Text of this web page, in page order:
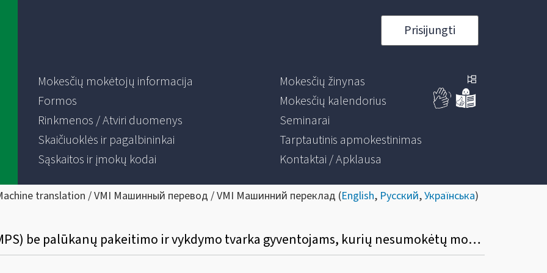
Prisijungti
Mokesčių mokėtojų informacija
Formos
Rinkmenos / Atviri duomenys
Skaičiuoklės ir pagalbininkai
Sąskaitos ir įmokų kodai
Mokesčių žinynas
Mokesčių kalendorius
Seminarai
Tarptautinis apmokestinimas
Kontaktai / Apklausa
translation / VMI Машинный перевод / VMI Машинний переклад (English, Русский,Українська)
Kokia mokestinių paskolų sutarčių (MPS) be palūkanų pakeitimo ir vykdymo tvarka gyventojams, kurių nesumokėtų mokesčių sumos buvo išdėstytos / atidėtos dėl COVID-19?